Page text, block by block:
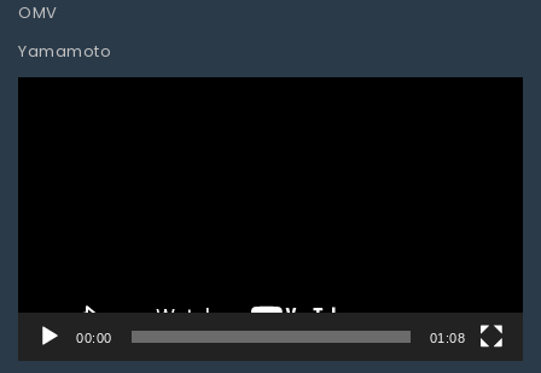
OMV
Yamamoto
00:00 01:08